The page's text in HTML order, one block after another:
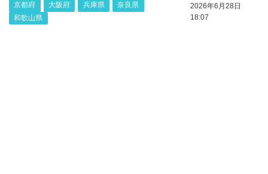
京都府 大阪府 兵庫県
奈良県
和歌山県
2026年6月28日
18:07